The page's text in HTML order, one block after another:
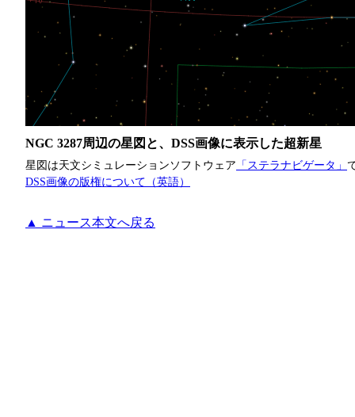
NGC 3287周辺の星図と、DSS画像に表示した超新星
星図は天文シミュレーションソフトウェア 「ステラナビゲータ」
DSS画像の版権について（英語）
▲ ニュース本文へ戻る